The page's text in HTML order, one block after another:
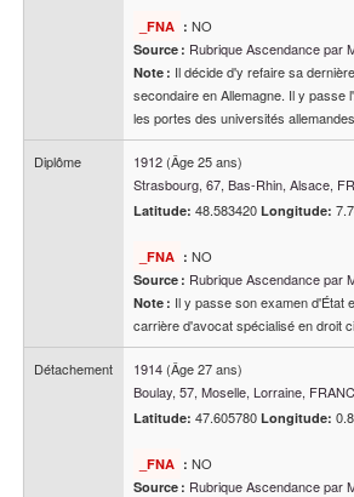
_FNA : NO
Source : Rubrique Ascendance par
Note : Il décide d'y refaire sa
secondaire en Allemagne. Il y passe
les portes des universités
Diplôme 1912 (Âge 25 ans)
Strasbourg, 67, Bas-Rhin, Alsace,
Latitude:48.583420Longitude:
_FNA : NO
Source : Rubrique Ascendance par
Note : Il y passe son examen d'État
carrière d'avocat spécialisé en droit
Détachement 1914 (Âge 27 ans)
Boulay, 57, Moselle, Lorraine,
Latitude:47.605780Longitude:
_FNA : NO
Source : Rubrique Ascendance par